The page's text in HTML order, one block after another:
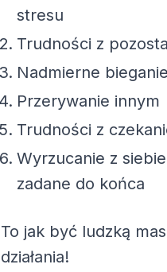
stresu
Trudności z
Nadmierne
Przerywanie innym
Trudności z
Wyrzucanie z
zadane do końca
To jak być ludzką
działania!